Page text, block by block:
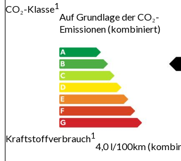
CO₂-Klasse1
Auf Grundlage der CO₂-
Emissionen (kombiniert)
Kraftstoffverbrauch1
4,0 l/100km